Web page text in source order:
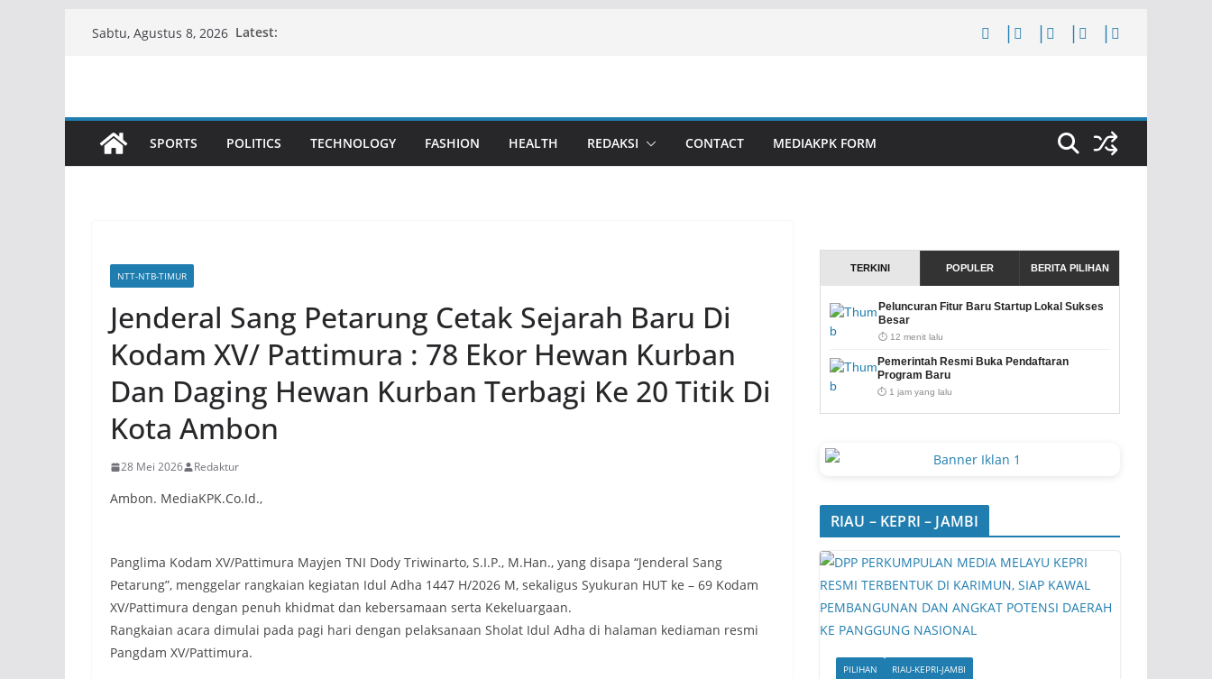
Sabtu, Agustus 8, 2026 Latest:
SPORTS POLITICS TECHNOLOGY FASHION HEALTH REDAKSI CONTACT MEDIAKPK FORM
NTT-NTB-TIMUR
Jenderal Sang Petarung Cetak Sejarah Baru Di
Kodam XV/ Pattimura : 78 Ekor Hewan Kurban
Dan Daging Hewan Kurban Terbagi Ke 20 Titik Di
Kota Ambon
28 Mei 2026 Redaktur
Ambon. MediaKPK.Co.Id.,
Panglima Kodam XV/Pattimura Mayjen TNI Dody Triwinarto, S.I.P., M.Han., yang disapa “Jenderal Sang
Petarung”, menggelar rangkaian kegiatan Idul Adha 1447 H/2026 M, sekaligus Syukuran HUT ke – 69 Kodam
XV/Pattimura dengan penuh khidmat dan kebersamaan serta Kekeluargaan.
Rangkaian acara dimulai pada pagi hari dengan pelaksanaan Sholat Idul Adha di halaman kediaman resmi
Pangdam XV/Pattimura.
TERKINI POPULER BERITA PILIHAN
Peluncuran Fitur Baru Startup Lokal Sukses
Besar
⏱️ 12 menit lalu
Pemerintah Resmi Buka Pendaftaran
Program Baru
⏱️ 1 jam yang lalu
RIAU – KEPRI – JAMBI
PILIHAN RIAU-KEPRI-JAMBI